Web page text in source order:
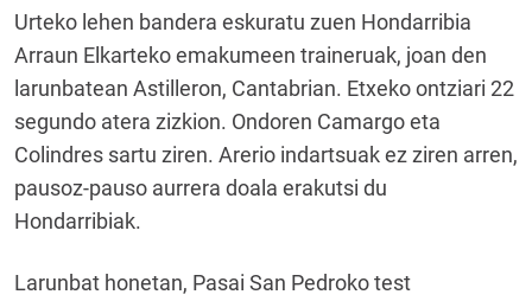
Urteko lehen bandera eskuratu zuen Hondarribia
Arraun Elkarteko emakumeen traineruak, joan den
larunbatean Astilleron, Cantabrian. Etxeko ontziari 22
segundo atera zizkion. Ondoren Camargo eta
Colindres sartu ziren. Arerio indartsuak ez ziren arren,
pausoz-pauso aurrera doala erakutsi du
Hondarribiak.
Larunbat honetan, Pasai San Pedroko test